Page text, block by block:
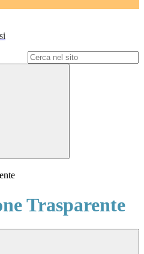
Trasparente